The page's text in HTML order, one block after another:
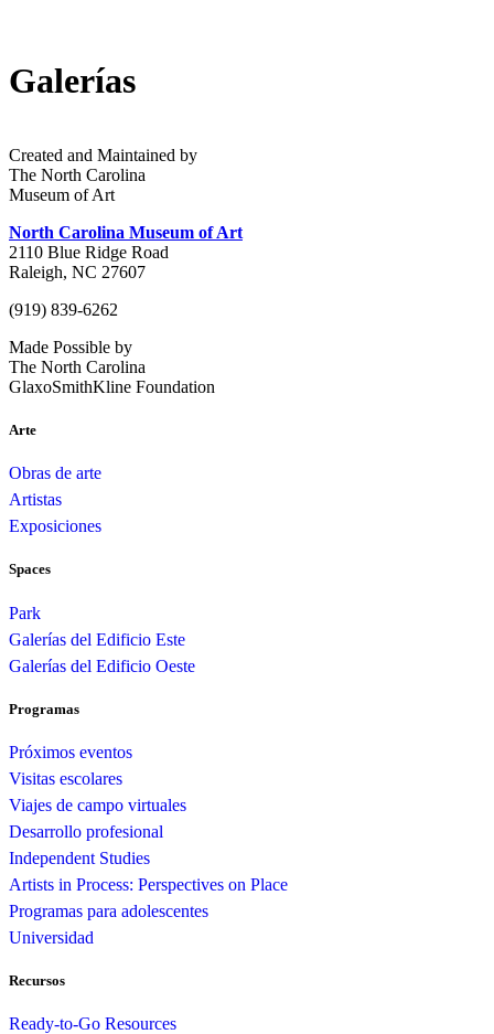
Galerías
Created and Maintained by
The North Carolina
Museum of Art
North Carolina Museum of Art
2110 Blue Ridge Road
Raleigh, NC 27607
(919) 839-6262
Made Possible by
The North Carolina
GlaxoSmithKline Foundation
Arte
Obras de arte
Artistas
Exposiciones
Spaces
Park
Galerías del Edificio Este
Galerías del Edificio Oeste
Programas
Próximos eventos
Visitas escolares
Viajes de campo virtuales
Desarrollo profesional
Independent Studies
Artists in Process: Perspectives on Place
Programas para adolescentes
Universidad
Recursos
Ready-to-Go Resources